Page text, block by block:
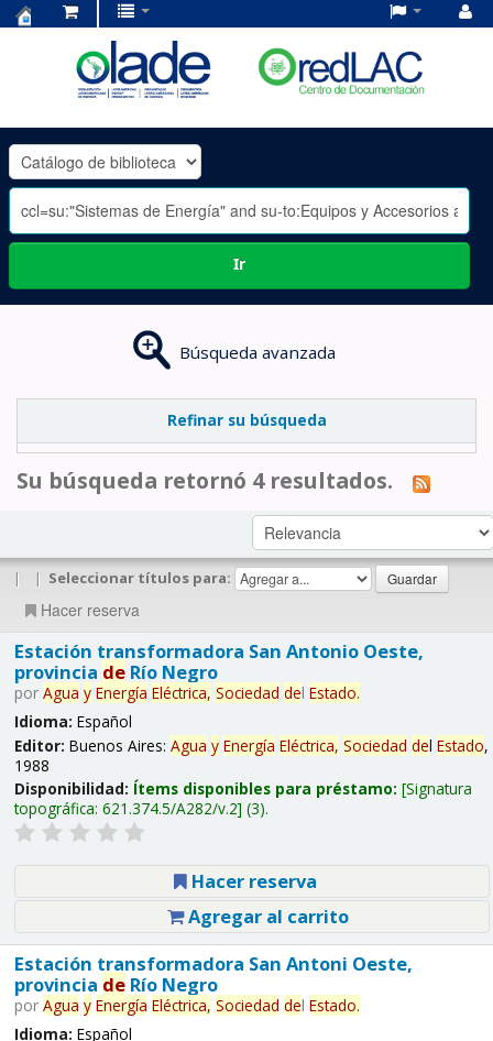
OLADE
-
Ir
Búsqueda avanzada
Refinar su búsqueda
Su búsqueda retornó 4 resultados.
| | Seleccionar títulos para:
Hacer reserva
Estación transformadora San Antonio Oeste,
provincia deRío Negro
por Agua y Energía Eléctrica, Sociedad del Estado.
Idioma: Español
Editor: Buenos Aires: Agua y Energía Eléctrica, Sociedad del Estado,
1988
Disponibilidad: Ítems disponibles para préstamo: Signatura
topográfica: 621.374.5/A282/v.2 (3).
Hacer reserva
Agregar al carrito
Estación transformadora San Antoni Oeste,
provincia deRío Negro
por Agua y Energía Eléctrica, Sociedad del Estado.
Idioma: Español